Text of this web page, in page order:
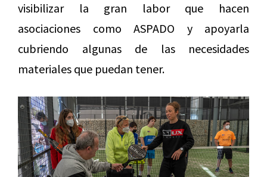
visibilizar la gran labor que hacen
asociaciones como ASPADO y apoyarla
cubriendo algunas de las necesidades
materiales que puedan tener.